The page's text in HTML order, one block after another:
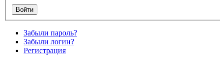
Забыли пароль?
Забыли логин?
Регистрация